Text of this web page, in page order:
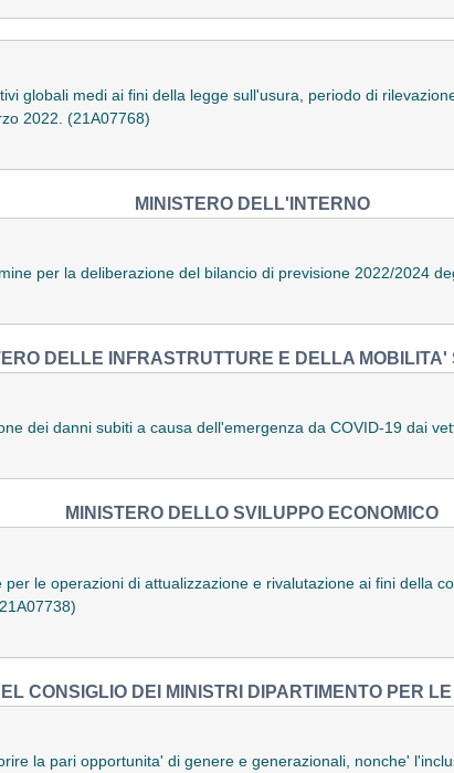
globali medi ai fini della legge sull'usura, periodo di
2022. (21A07768)
MINISTERO DELL'INTERNO
per la deliberazione del bilancio di previsione 2022/2024
DELLE INFRASTRUTTURE E DELLA MOBILITA'
dei danni subiti a causa dell'emergenza da COVID-19 dai
MINISTERO DELLO SVILUPPO ECONOMICO
le operazioni di attualizzazione e rivalutazione ai fini della
CONSIGLIO DEI MINISTRI DIPARTIMENTO PER
la pari opportunita' di genere e generazionali, nonche'